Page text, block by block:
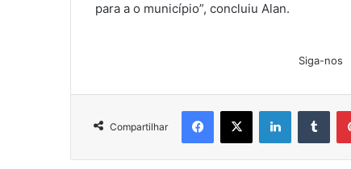
para a o município”, concluiu Alan.
Siga-nos
Compartilhar